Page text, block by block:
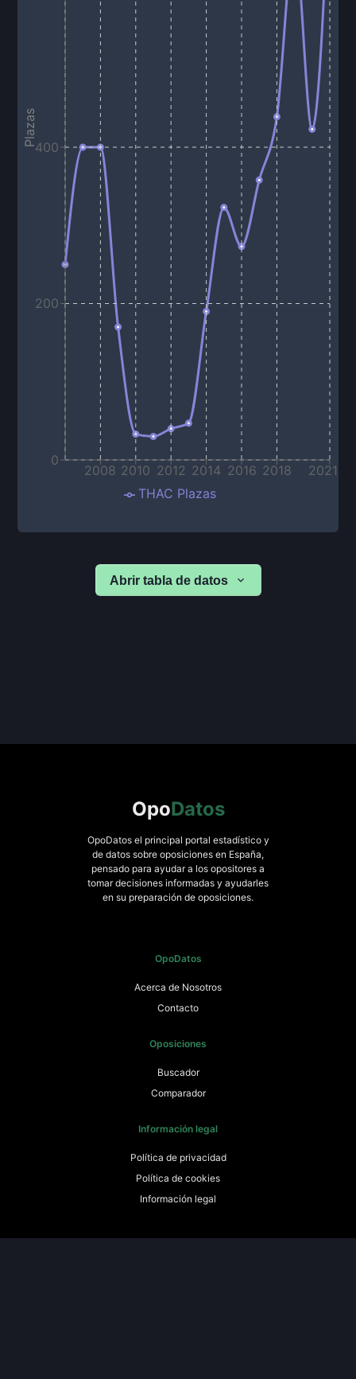
2008 2010 2012 2014 2016 2018 2021
0
200
400
Plazas
THAC Plazas
Abrir tabla de datos
OpoDatos
OpoDatos el principal portal estadístico y
de datos sobre oposiciones en España,
pensado para ayudar a los opositores a
tomar decisiones informadas y ayudarles
en su preparación de oposiciones.
OpoDatos
Acerca de Nosotros
Contacto
Oposiciones
Buscador
Comparador
Información legal
Política de privacidad
Política de cookies
Información legal